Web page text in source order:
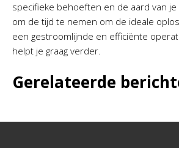
specifieke behoeften en de aard van
om de tijd te nemen om de ideale
een gestroomlijnde en efficiënte
helpt je graag verder.
Gerelateerde